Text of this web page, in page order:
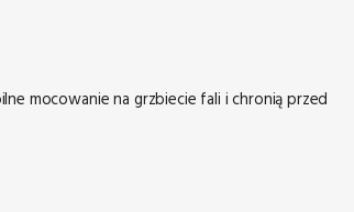
mocowanie na grzbiecie fali i chronią przed